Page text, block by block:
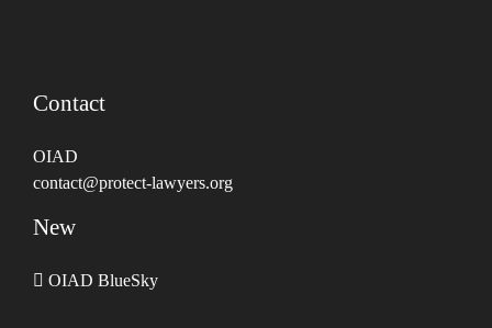
Contact
OIAD
contact@protect-lawyers.org
New
OIAD BlueSky